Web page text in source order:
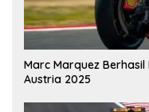
Marc Marquez Berhasil
Austria 2025